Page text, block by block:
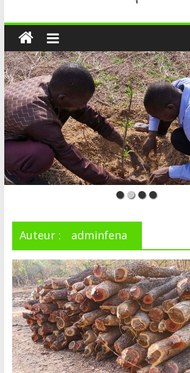
Auteur : adminfena